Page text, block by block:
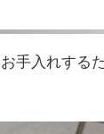
手入れする